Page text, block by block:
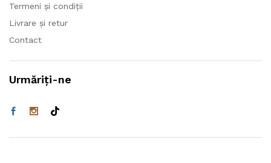
Termeni și condiții
Livrare și retur
Contact
Urmăriți-ne